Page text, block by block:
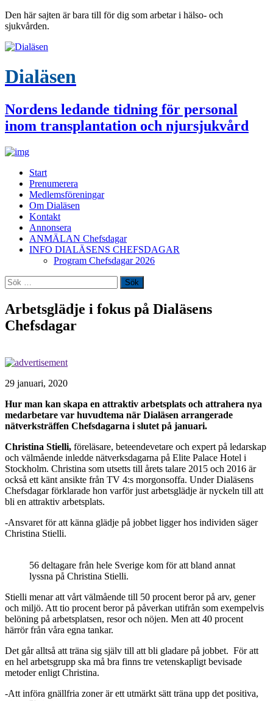
Den här sajten är bara till för dig som arbetar i hälso- och
sjukvården.
Dialäsen
Nordens ledande tidning för personal
inom transplantation och njursjukvård
Start
Prenumerera
Medlemsföreningar
Om Dialäsen
Kontakt
Annonsera
ANMÄLAN Chefsdagar
INFO DIALÄSENS CHEFSDAGAR
Program Chefsdagar 2026
Sök
efter:
Arbetsglädje i fokus på Dialäsens
Chefsdagar
29 januari, 2020
Hur man kan skapa en attraktiv arbetsplats och attrahera nya
medarbetare var huvudtema när Dialäsen arrangerade
nätverksträffen Chefsdagarna i slutet på januari.
Christina Stielli, föreläsare, beteendevetare och expert på ledarskap
och välmående inledde nätverksdagarna på Elite Palace Hotel i
Stockholm. Christina som utsetts till årets talare 2015 och 2016 är
också ett känt ansikte från TV 4:s morgonsoffa. Under Dialäsens
Chefsdagar förklarade hon varför just arbetsglädje är nyckeln till att
bli en attraktiv arbetsplats.
-Ansvaret för att känna glädje på jobbet ligger hos individen säger
Christina Stielli.
56 deltagare från hele Sverige kom för att bland annat
lyssna på Christina Stielli.
Stielli menar att vårt välmående till 50 procent beror på arv, gener
och miljö. Att tio procent beror på påverkan utifrån som exempelvis
belöning på arbetsplatsen, resor och nöjen. Men att 40 procent
härrör från våra egna tankar.
Det går alltså att träna sig själv till att bli gladare på jobbet. För att
en hel arbetsgrupp ska må bra finns tre vetenskapligt bevisade
metoder enligt Christina.
-Att införa gnällfria zoner är ett utmärkt sätt träna upp det positiva,